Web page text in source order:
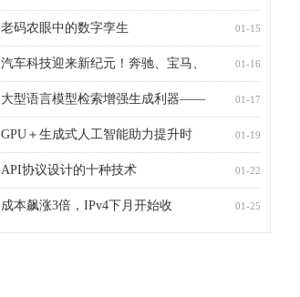
01-15
老码农眼中的数字孪生
01-16
汽车科技迎来新纪元！奔驰、宝马、
01-17
大型语言模型检索增强生成利器——
01-19
GPU＋生成式人工智能助力提升时
01-22
API协议设计的十种技术
01-25
成本飙涨3倍，IPv4下月开始收